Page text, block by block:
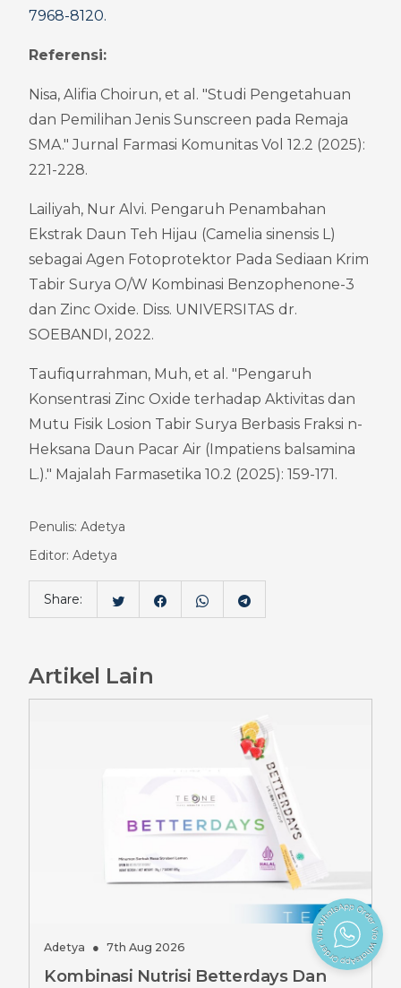
7968-8120.
Referensi:
Nisa, Alifia Choirun, et al. "Studi Pengetahuan
dan Pemilihan Jenis Sunscreen pada Remaja
SMA." Jurnal Farmasi Komunitas Vol 12.2 (2025):
221-228.
Lailiyah, Nur Alvi. Pengaruh Penambahan
Ekstrak Daun Teh Hijau (Camelia sinensis L)
sebagai Agen Fotoprotektor Pada Sediaan Krim
Tabir Surya O/W Kombinasi Benzophenone-3
dan Zinc Oxide. Diss. UNIVERSITAS dr.
SOEBANDI, 2022.
Taufiqurrahman, Muh, et al. "Pengaruh
Konsentrasi Zinc Oxide terhadap Aktivitas dan
Mutu Fisik Losion Tabir Surya Berbasis Fraksi n-
Heksana Daun Pacar Air (Impatiens balsamina
L.)." Majalah Farmasetika 10.2 (2025): 159-171.
Penulis: Adetya
Editor: Adetya
Share:
Artikel Lain
Adetya ● 7th Aug 2026
Kombinasi Nutrisi Betterdays Dan